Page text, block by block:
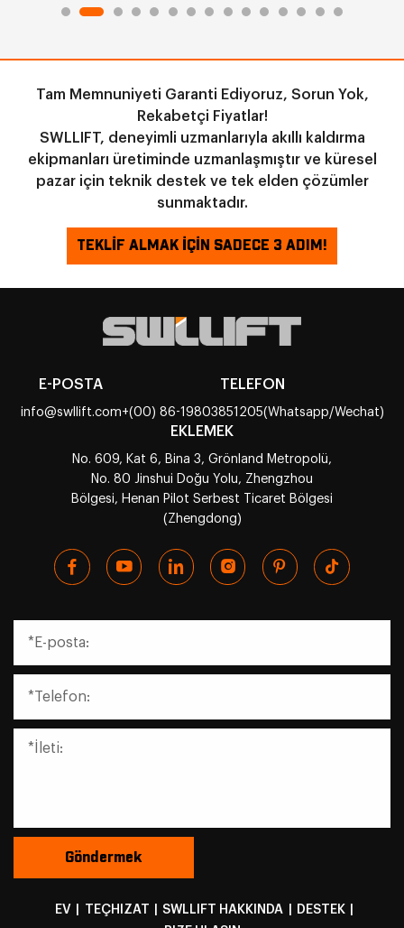
Tam Memnuniyeti Garanti Ediyoruz, Sorun Yok,
Rekabetçi Fiyatlar!
SWLLIFT, deneyimli uzmanlarıyla akıllı kaldırma
ekipmanları üretiminde uzmanlaşmıştır ve küresel
pazar için teknik destek ve tek elden çözümler
sunmaktadır.
TEKLİF ALMAK İÇİN SADECE 3 ADIM!
E-POSTA
info@swllift.com
TELEFON
+(00) 86-19803851205(Whatsapp/Wechat)
EKLEMEK
No. 609, Kat 6, Bina 3, Grönland Metropolü,
No. 80 Jinshui Doğu Yolu, Zhengzhou
Bölgesi, Henan Pilot Serbest Ticaret Bölgesi
(Zhengdong)
EV TEÇHIZAT SWLLIFT HAKKINDA DESTEK